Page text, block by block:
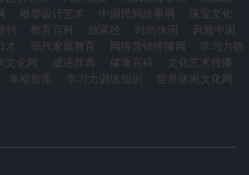
雕塑设计艺术 中国民间故事网
珠宝文化
教育百科 致富经 时尚休闲
风雅中国
才 现代家庭教育 网络营销传播网
学习力教
文化网 成语辞典 健康百科
文化艺术传播
幸福智库 学习力训练知识
世界休闲文化网